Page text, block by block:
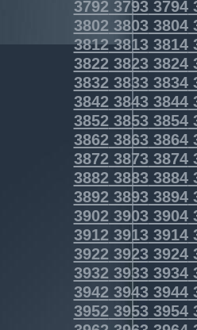
3792 37933794
380238033804
381238133814
382238233824
383238333834
384238433844
385238533854
386238633864
387238733874
388238833884
389238933894
390239033904
391239133914
392239233924
393239333934
394239433944
395239533954